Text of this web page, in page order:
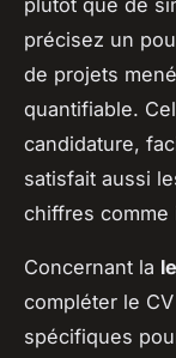
plutôt que de
précisez un
de projets
quantifiable.
candidature,
satisfait aussi
chiffres
Concernant la
compléter le
spécifiques